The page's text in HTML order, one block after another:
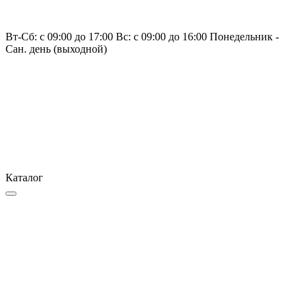
Вт-Сб: с 09:00 до 17:00 Вс: с 09:00 до 16:00 Понедельник -
Сан. день (выходной)
Каталог